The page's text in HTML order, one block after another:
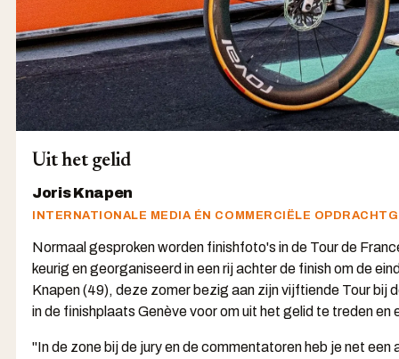
Uit het gelid
Joris Knapen
INTERNATIONALE MEDIA ÉN COMMERCIËLE
Normaal gesproken worden finishfoto's in de Tour de
keurig en georganiseerd in een rij achter de finish om de
Knapen (49), deze zomer bezig aan zijn vijftiende Tour bij
in de finishplaats Genève voor om uit het gelid te treden
"In de zone bij de jury en de commentatoren heb je net